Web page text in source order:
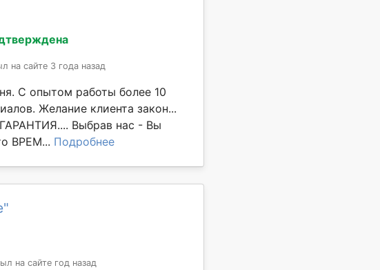
на сайте 3 года назад
С опытом работы более 10
Желание клиента закон...
Выбрав нас - Вы
ВРЕМ... Подробнее
на сайте год назад